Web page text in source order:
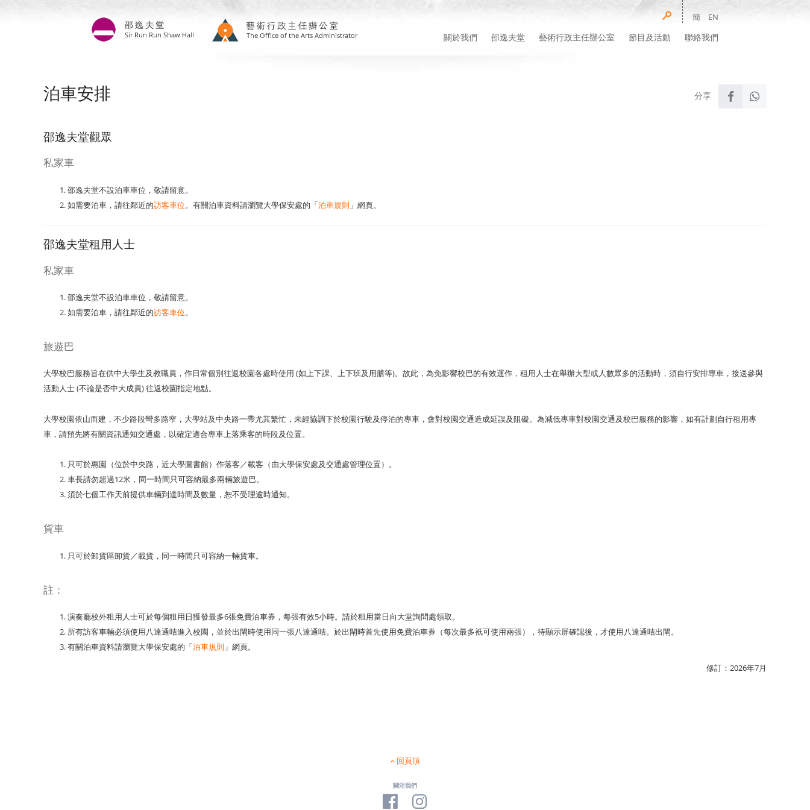
簡 EN
關於我們 邵逸夫堂 藝術行政主任辦公室 節目及活動 聯絡我們
泊車安排
邵逸夫堂觀眾
私家車
邵逸夫堂不設泊車車位，敬請留意。
如需要泊車，請往鄰近的訪客車位。有關泊車資料請瀏覽大學保安處的「泊車規則 」網頁。
邵逸夫堂租用人士
私家車
邵逸夫堂不設泊車車位，敬請留意。
如需要泊車，請往鄰近的訪客車位。
旅遊巴
大學校巴服務旨在供中大學生及教職員，作日常個別往返校園各處時使用 (如上下課、上下班及用膳等)。故此，為免影響校巴的有效運作，租用人士在舉辦大型或人數眾多的活動時，須自行安排專車，接送參與
活動人士 (不論是否中大成員) 往返校園指定地點。
大學校園依山而建，不少路段彎多路窄，大學站及中央路一帶尤其繁忙，未經協調下於校園行駛及停泊的專車，會對校園交通造成延誤及阻礙。為減低專車對校園交通及校巴服務的影響，如有計劃自行租用專
車，請預先將有關資訊通知交通處，以確定適合專車上落乘客的時段及位置。
只可於惠園（位於中央路，近大學圖書館）作落客／載客（由大學保安處及交通處管理位置）。
車長請勿超過12米，同一時間只可容納最多兩輛旅遊巴。
須於七個工作天前提供車輛到達時間及數量，恕不受理逾時通知。
貨車
只可於卸貨區卸貨／載貨，同一時間只可容納一輛貨車。
註：
演奏廳校外租用人士可於每個租用日獲發最多6張免費泊車券，每張有效5小時。請於租用當日向大堂詢問處領取。
所有訪客車輛必須使用八達通咭進入校園，並於出閘時使用同一張八達通咭。於出閘時首先使用免費泊車券（每次最多衹可使用兩張），待顯示屏確認後，才使用八達通咭出閘。
有關泊車資料請瀏覽大學保安處的「泊車規則 」網頁。
修訂：2026年7月
回頁頂
關注我們